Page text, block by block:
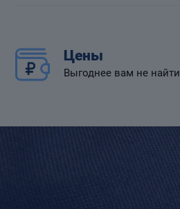
Цены
Выгоднее вам не найти